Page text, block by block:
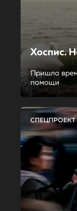
Хоспис.
Пришло
помощи
СПЕЦПРОЕКТ